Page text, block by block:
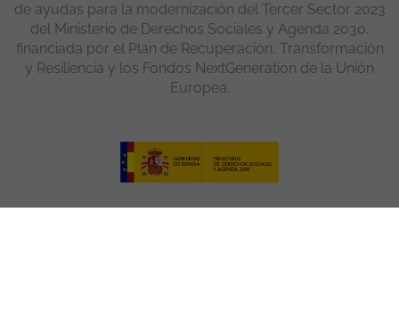
de ayudas para la modernización del Tercer Sector 2023
del Ministerio de Derechos Sociales y Agenda 2030,
financiada por el Plan de Recuperación, Transformación
y Resiliencia y los Fondos NextGeneration de la Unión
Europea.